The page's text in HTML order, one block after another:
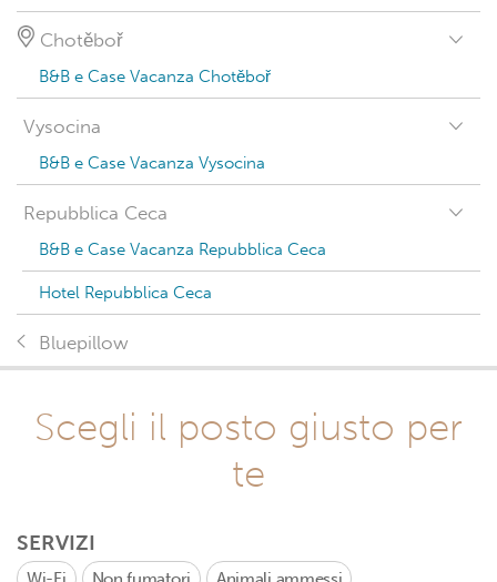
Chotěboř
B&B e Case Vacanza Chotěboř
Vysocina
B&B e Case Vacanza Vysocina
Repubblica Ceca
B&B e Case Vacanza Repubblica Ceca
Hotel Repubblica Ceca
Bluepillow
Scegli il posto giusto per
te
SERVIZI